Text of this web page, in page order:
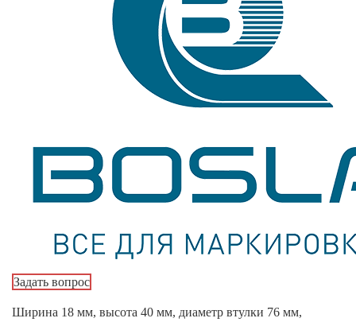
Задать вопрос
Ширина 18 мм, высота 40 мм, диаметр втулки 76 мм,